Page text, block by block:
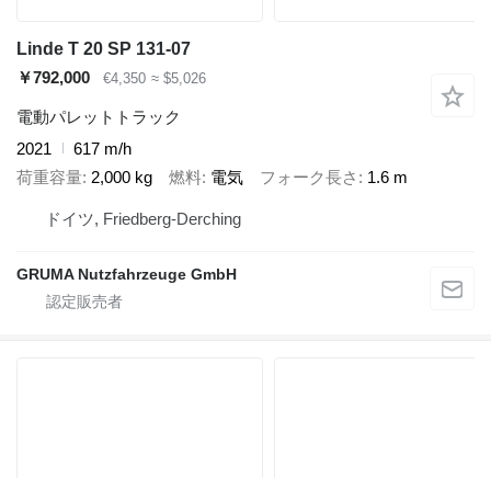
Linde T 20 SP 131-07
￥792,000
€4,350 ≈ $5,026
電動パレットトラック
2021
617 m/h
荷重容量 2,000 kg 燃料 電気 フォーク長さ 1.6 m
ドイツ, Friedberg-Derching
GRUMA Nutzfahrzeuge GmbH